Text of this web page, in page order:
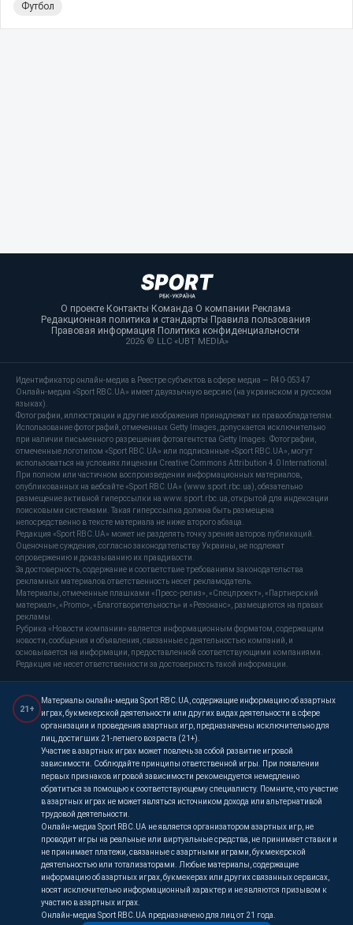
Футбол
О проекте· Контакты· Команда·О компании· Реклама·
Редакционная политика и стандарты· Правила пользования·
Правовая информация· Политика конфиденциальности·
2026 © LLC «UBT MEDIA»
Идентификатор онлайн-медиа в Реестре субъектов в сфере медиа — R40-05347
Онлайн-медиа «Sport RBC.UA» имеет двуязычную версию (на украинском и русском
языках).
Фотографии, иллюстрации и другие изображения принадлежат их правообладателям.
Использование фотографий, отмеченных Getty Images, допускается исключительно
при наличии письменного разрешения фотоагентства Getty Images. Фотографии,
отмеченные логотипом «Sport RBC.UA» или подписанные «Sport RBC.UA», могут
использоваться на условиях лицензии Creative Commons Attribution 4.0 International.
При полном или частичном воспроизведении информационных материалов,
опубликованных на вебсайте «Sport RBC.UA» (www.sport.rbc.ua), обязательно
размещение активной гиперссылки на www.sport.rbc.ua, открытой для индексации
поисковыми системами. Такая гиперссылка должна быть размещена
непосредственно в тексте материала не ниже второго абзаца.
Редакция «Sport RBC.UA» может не разделять точку зрения авторов публикаций.
Оценочные суждения, согласно законодательству Украины, не подлежат
опровержению и доказыванию их правдивости.
За достоверность, содержание и соответствие требованиям законодательства
рекламных материалов ответственность несет рекламодатель.
Материалы, отмеченные плашками «Пресс-релиз», «Спецпроект», «Партнерский
материал», «Promo», «Благотворительность» и «Резонанс», размещаются на правах
рекламы.
Рубрика «Новости компании» является информационным форматом, содержащим
новости, сообщения и объявления, связанные с деятельностью компаний, и
основывается на информации, предоставленной соответствующими компаниями.
Редакция не несет ответственности за достоверность такой информации.
21+
Материалы онлайн-медиа Sport RBC.UA, содержащие информацию об азартных
играх, букмекерской деятельности или других видах деятельности в сфере
организации и проведения азартных игр, предназначены исключительно для
лиц, достигших 21-летнего возраста (21+).
Участие в азартных играх может повлечь за собой развитие игровой
зависимости. Соблюдайте принципы ответственной игры. При появлении
первых признаков игровой зависимости рекомендуется немедленно
обратиться за помощью к соответствующему специалисту. Помните, что участие
в азартных играх не может являться источником дохода или альтернативой
трудовой деятельности.
Онлайн-медиа Sport RBC.UA не является организатором азартных игр, не
проводит игры на реальные или виртуальные средства, не принимает ставки и
не принимает платежи, связанные с азартными играми, букмекерской
деятельностью или тотализаторами. Любые материалы, содержащие
информацию об азартных играх, букмекерах или других связанных сервисах,
носят исключительно информационный характер и не являются призывом к
участию в азартных играх.
Онлайн-медиа Sport RBC.UA предназначено для лиц от 21 года.